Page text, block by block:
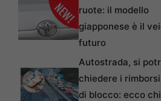
ruote: il modello
giapponese è il
futuro
Autostrada, si
chiedere i
di blocco: ecco